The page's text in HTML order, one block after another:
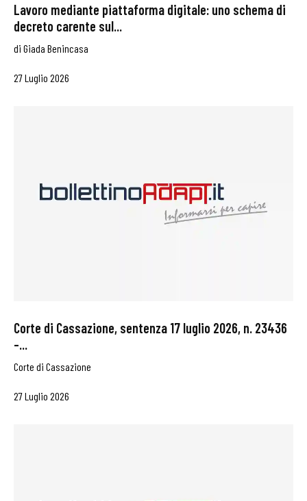
Lavoro mediante piattaforma digitale: uno schema di
decreto carente sul...
di Giada Benincasa
27 Luglio 2026
Corte di Cassazione, sentenza 17 luglio 2026, n. 23436
–...
Corte di Cassazione
27 Luglio 2026